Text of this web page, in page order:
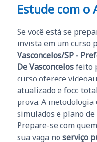
Estude com o
Se você está se
invista em um curso
Vasconcelos/SP -
De Vasconcelosfeito
curso oferece
atualizado e foco
prova. A
simulados e plano
Prepare-se com
sua vaga no serviço